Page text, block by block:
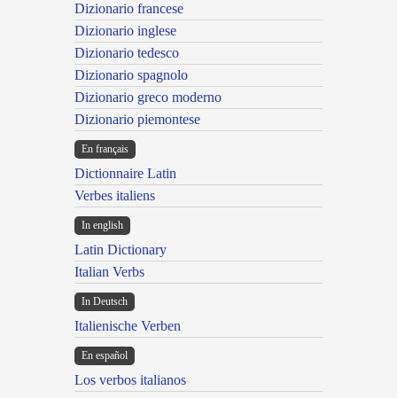
Dizionario francese
Dizionario inglese
Dizionario tedesco
Dizionario spagnolo
Dizionario greco moderno
Dizionario piemontese
En français
Dictionnaire Latin
Verbes italiens
In english
Latin Dictionary
Italian Verbs
In Deutsch
Italienische Verben
En español
Los verbos italianos